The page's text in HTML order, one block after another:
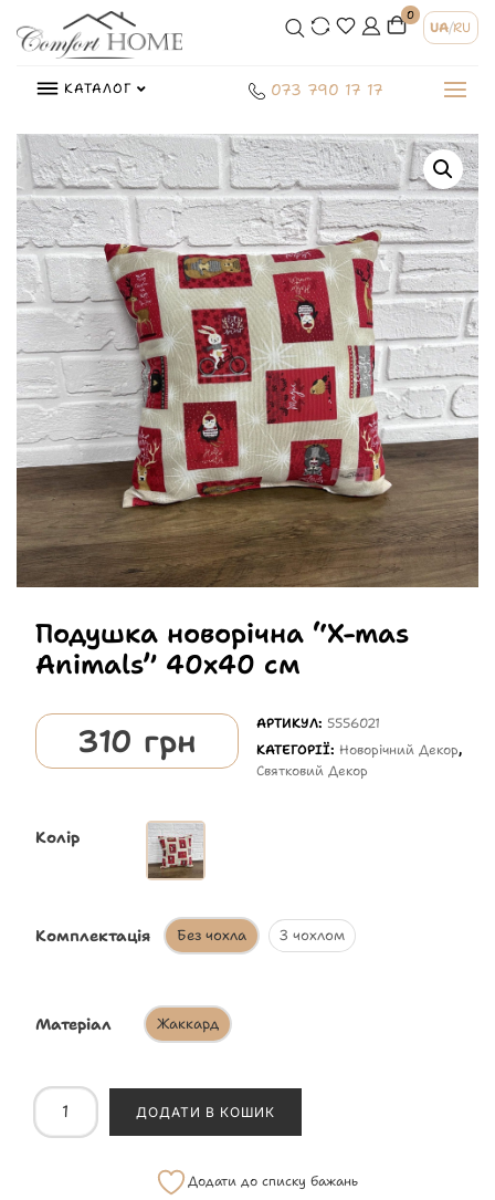
0
UA/RU
КАТАЛОГ 073 790 17 17
Подушка новорічна “X-mas
Animals” 40х40 см
310 грн АРТИКУЛ: 5556021
КАТЕГОРІЇ: Новорічний Декор,
Святковий Декор
Колір
Комплектація Без чохла З чохлом
Матеріал Жаккард
ДОДАТИ В КОШИК
Додати до списку бажань